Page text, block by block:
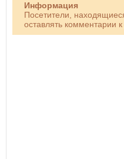
Информация
Посетители,
оставлять комментарии